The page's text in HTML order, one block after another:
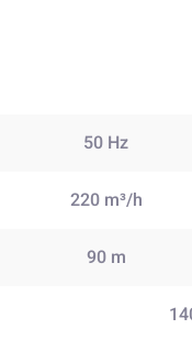
50 Hz
220 m³/h
90 m